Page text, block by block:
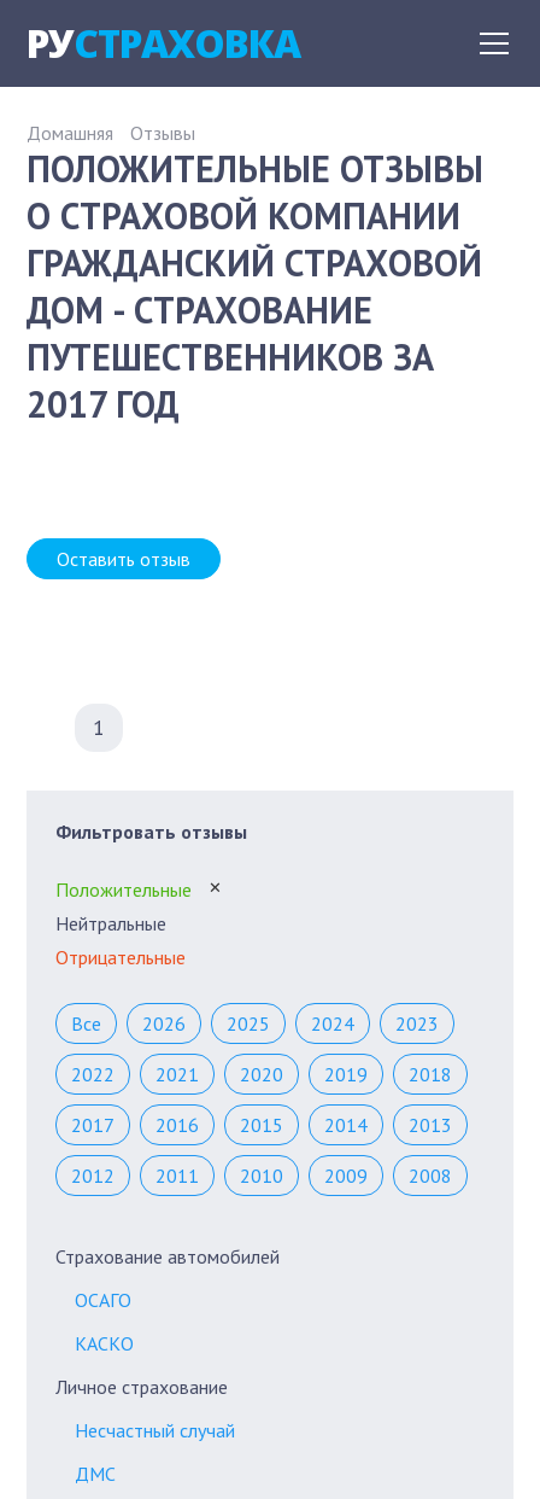
РУСТРАХОВКА
Домашняя Отзывы
ПОЛОЖИТЕЛЬНЫЕ ОТЗЫВЫ
О СТРАХОВОЙ КОМПАНИИ
ГРАЖДАНСКИЙ СТРАХОВОЙ
ДОМ - СТРАХОВАНИЕ
ПУТЕШЕСТВЕННИКОВ ЗА
2017 ГОД
Оставить отзыв
1
Фильтровать отзывы
Положительные ✕
Нейтральные
Отрицательные
Все 2026 2025 2024 2023
2022 2021 2020 2019 2018
2017 2016 2015 2014 2013
2012 2011 2010 2009 2008
Страхование автомобилей
ОСАГО
КАСКО
Личное страхование
Несчастный случай
ДМС